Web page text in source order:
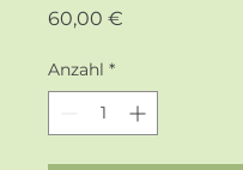
60,00 €
Anzahl *